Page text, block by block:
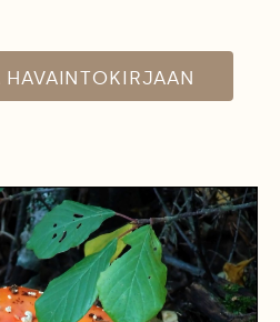
HAVAINTOKIRJAAN